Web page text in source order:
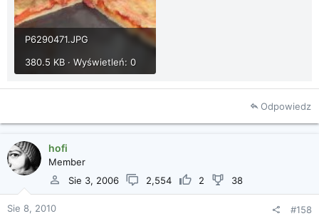
P6290471.JPG
380.5 KB · Wyświetleń: 0
Odpowiedz
hofi
Member
Sie 3, 2006
2,554 2 38
Sie 8, 2010 #158